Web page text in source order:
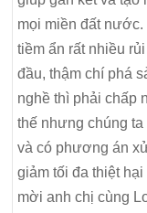
mọi miền đất
tiềm ẩn rất nhiều
đầu, thậm chí phá
nghề thì phải chấp
thế nhưng chúng
và có phương án
giảm tối đa thiệt
mời anh chị cùng